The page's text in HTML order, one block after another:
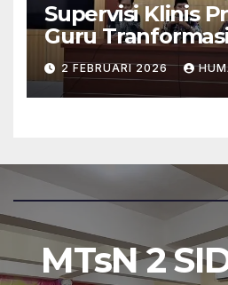
Supervisi Klinis
Guru
MTsN 2 Sidoarjo
2 FEBRUARI 2026
MTsN 2